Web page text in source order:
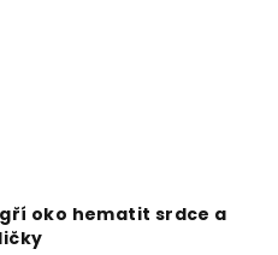
hematit srdce a